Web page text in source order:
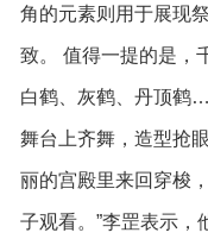
角的元素则用于展现
致。 值得一提的是，
白鹤、灰鹤、丹顶鹤
舞台上齐舞，造型抢
丽的宫殿里来回穿梭
子观看。”李罡表示，